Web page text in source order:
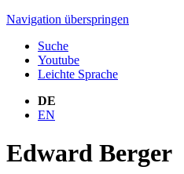
Navigation überspringen
Suche
Youtube
Leichte Sprache
DE
EN
Edward Berger